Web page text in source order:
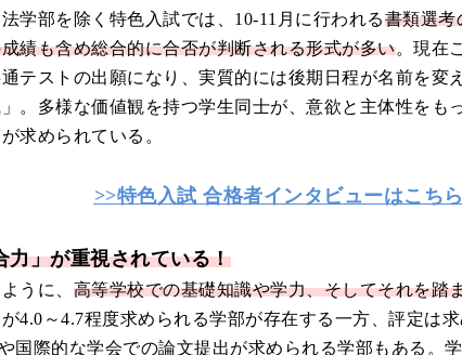
学部を除く特色入試では、10-11月に行われる書類選考
績も含め総合的に合否が判断される形式が多い。現在
テストの出願になり、実質的には後期日程が名前を変
。多様な価値観を持つ学生同士が、意欲と主体性をも
求められている。
>>特色入試 合格者インタビューはこちら
力」が重視されている！
うに、 高等学校での基礎知識や学力、そしてそれを踏
4.0～4.7程度求められる学部が存在する一方、評定は
国際的な学会での論文提出が求められる学部もある。